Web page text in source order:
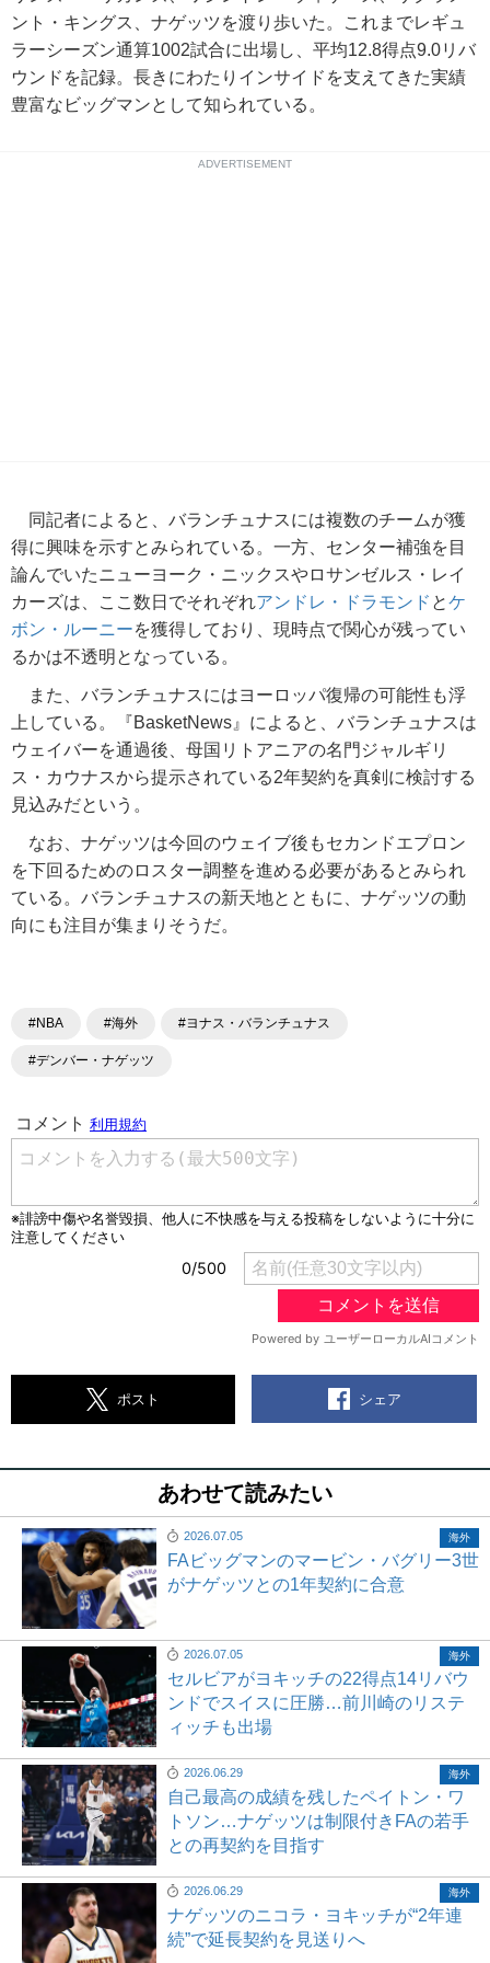
ント・キングス、ナゲッツを渡り歩いた。これまでレギュ
ラーシーズン通算1002試合に出場し、平均12.8得点9.0リバ
ウンドを記録。長きにわたりインサイドを支えてきた実績
豊富なビッグマンとして知られている。
ADVERTISEMENT
同記者によると、バランチュナスには複数のチームが獲
得に興味を示すとみられている。一方、センター補強を目
論んでいたニューヨーク・ニックスやロサンゼルス・レイ
カーズは、ここ数日でそれぞれアンドレ・ドラモンド とケ
ボン・ルーニーを獲得しており、現時点で関心が残ってい
るかは不透明となっている。
また、バランチュナスにはヨーロッパ復帰の可能性も浮
上している。『BasketNews』によると、バランチュナスは
ウェイバーを通過後、母国リトアニアの名門ジャルギリ
ス・カウナスから提示されている2年契約を真剣に検討する
見込みだという。
なお、ナゲッツは今回のウェイブ後もセカンドエプロン
を下回るためのロスター調整を進める必要があるとみられ
ている。バランチュナスの新天地とともに、ナゲッツの動
向にも注目が集まりそうだ。
#NBA #海外 #ヨナス・バランチュナス
#デンバー・ナゲッツ
ポスト シェア
あわせて読みたい
2026.07.05
FAビッグマンのマービン・バグリー3世
がナゲッツとの1年契約に合意
海外
2026.07.05
セルビアがヨキッチの22得点14リバウ
ンドでスイスに圧勝…前川崎のリステ
ィッチも出場
海外
2026.06.29
自己最高の成績を残したペイトン・ワ
トソン…ナゲッツは制限付きFAの若手
との再契約を目指す
海外
2026.06.29
ナゲッツのニコラ・ヨキッチが“2年連
続”で延長契約を見送りへ
海外